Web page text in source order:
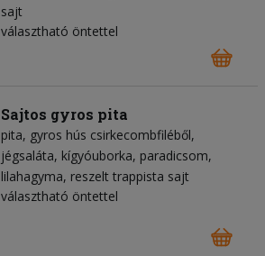
sajt
választható öntettel
Sajtos gyros pita
pita gyros hús csirkecombfiléből
jégsaláta kígyóuborka paradicsom
lilahagyma reszelt trappista sajt
választható öntettel